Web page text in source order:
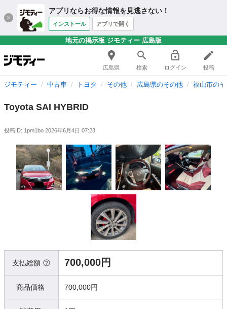
アプリならお得な情報を見逃さない！
インストール アプリで開く
地元の掲示板 ジモティー 広島版
広島県 検索 ログイン 投稿
ジモティー 中古車 トヨタ その他 広島県のその他 福山市の
Toyota SAI HYBRID
投稿ID: 1pm1bo 2026年6月4日 07:23
支払総額 700,000円
商品価格 700,000円